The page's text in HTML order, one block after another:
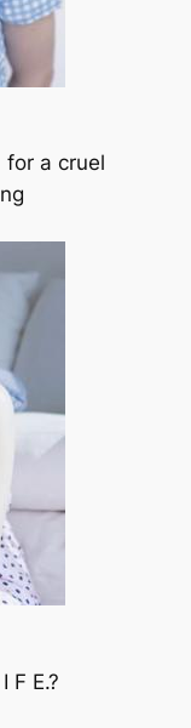
for a cruel
F E.?